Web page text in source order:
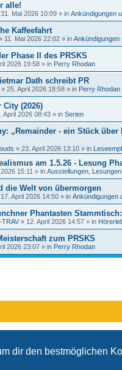
dir den bestmöglichen
alle!
31. Mai 2026 10:09 » in Ankündigungen
Kaffeefahrt
11. Mai 2026 22:02 » in Ankündigungen
Phase II des PRSKS
2026 19:58 » in Perry Rhodan
Dath schreibt PR
» 25. April 2026 18:58 » in Perry Rhodan
(2026)
April 2026 08:43 » in Serien
„Remainder - ein Stück
» 23. April 2026 13:10 » in
am 1.5.26 - Lesung
15:11 » in Ausstellungen,
die Welt von übermorgen
17. April 2026 14:50 » in Ankündigungen
Phantasten
» 12. April 2026 14:57 » in
zum PRSKS
2026 23:07 » in Perry Rhodan